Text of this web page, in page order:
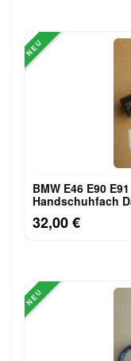
NEU
BMW E46 E90
Handschuhfach
32,00 €
NEU